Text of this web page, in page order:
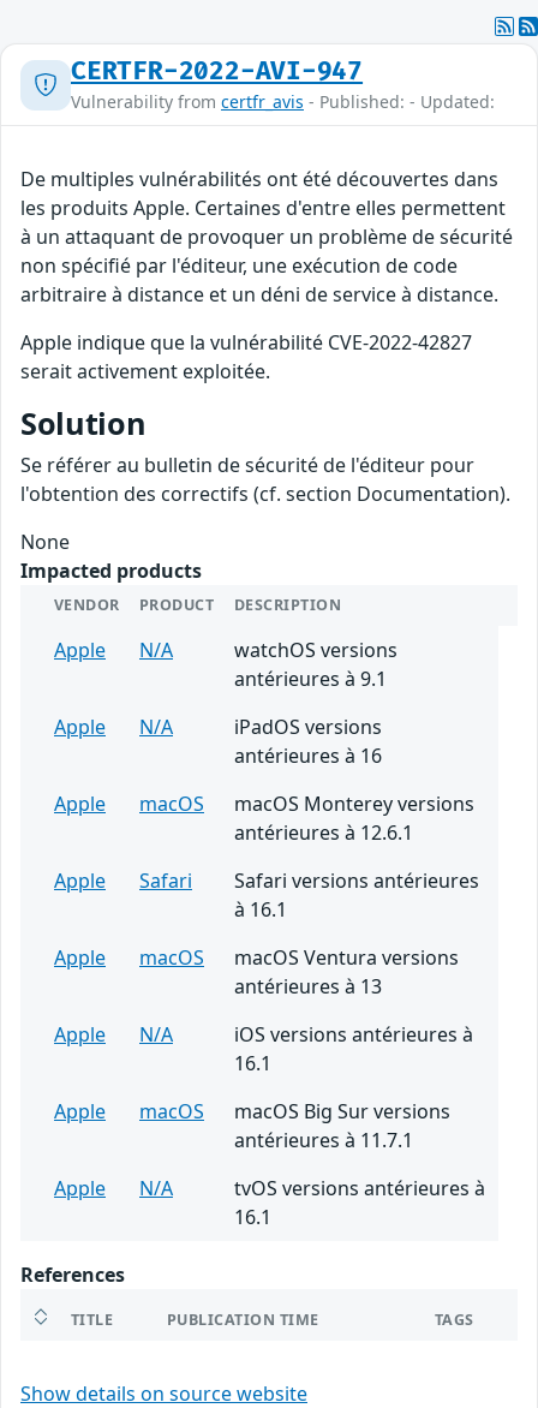
CERTFR-2022-AVI-947
Vulnerability from certfr_avis - Published: - Updated:
De multiples vulnérabilités ont été découvertes dans
les produits Apple. Certaines d'entre elles permettent
à un attaquant de provoquer un problème de sécurité
non spécifié par l'éditeur, une exécution de code
arbitraire à distance et un déni de service à distance.
Apple indique que la vulnérabilité CVE-2022-42827
serait activement exploitée.
Solution
Se référer au bulletin de sécurité de l'éditeur pour
l'obtention des correctifs (cf. section Documentation).
None
Impacted products
VENDOR PRODUCT DESCRIPTION
Apple N/A
watchOS versions
antérieures à 9.1
Apple
N/A
iPadOS versions
antérieures à 16
Apple
macOS
macOS Monterey versions
antérieures à 12.6.1
Apple
Safari
Safari versions antérieures
à 16.1
Apple
macOS
macOS Ventura versions
antérieures à 13
Apple
N/A
iOS versions antérieures à
16.1
Apple
macOS
macOS Big Sur versions
antérieures à 11.7.1
Apple
N/A
tvOS versions antérieures à
16.1
References
TITLE PUBLICATION TIME TAGS
Show details on source website